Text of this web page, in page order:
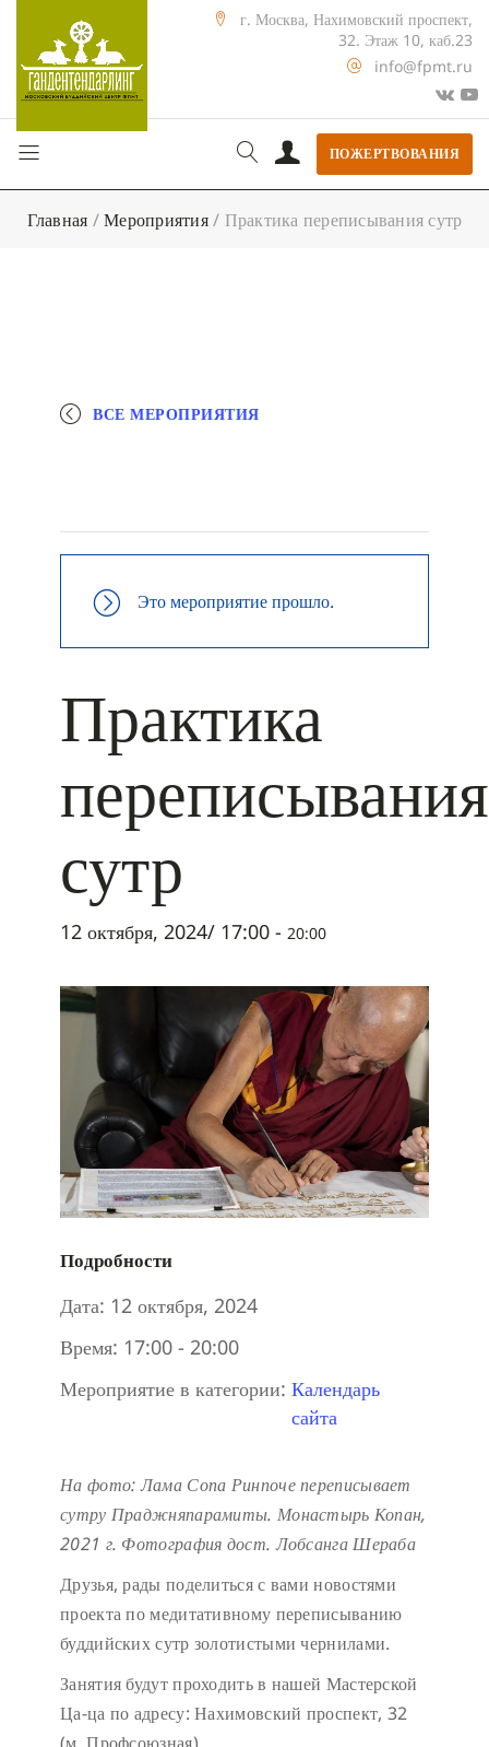
г. Москва, Нахимовский проспект,
32. Этаж 10, каб.23
info@fpmt.ru
ПОЖЕРТВОВАНИЯ
Главная /Мероприятия/ Практика переписывания сутр
ВСЕ МЕРОПРИЯТИЯ
Это мероприятие прошло.
Практика
переписывания
сутр
12 октября, 2024/ 17:00 - 20:00
Подробности
Дата: 12 октября, 2024
Время: 17:00 - 20:00
Мероприятие в категории: Календарь
сайта
На фото: Лама Сопа Ринпоче переписывает
сутру Праджняпарамиты. Монастырь Копан,
2021 г. Фотография дост. Лобсанга Шераба
Друзья, рады поделиться с вами новостями
проекта по медитативному переписыванию
буддийских сутр золотистыми чернилами.
Занятия будут проходить в нашей Мастерской
Ца-ца по адресу: Нахимовский проспект, 32